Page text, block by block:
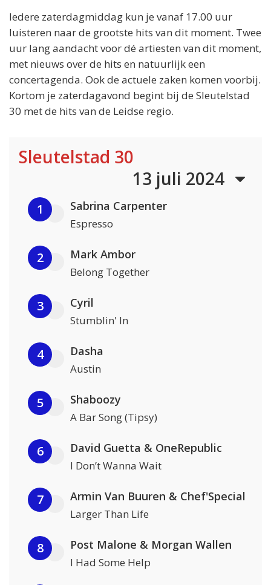
Iedere zaterdagmiddag kun je vanaf 17.00 uur
luisteren naar de grootste hits van dit moment. Twee
uur lang aandacht voor dé artiesten van dit moment,
met nieuws over de hits en natuurlijk een
concertagenda. Ook de actuele zaken komen voorbij.
Kortom je zaterdagavond begint bij de Sleutelstad
30 met de hits van de Leidse regio.
Sleutelstad 30
13 juli 2024
1 Sabrina Carpenter
Espresso
2 Mark Ambor
Belong Together
3 Cyril
Stumblin' In
4 Dasha
Austin
5 Shaboozy
A Bar Song (Tipsy)
6 David Guetta & OneRepublic
I Don’t Wanna Wait
7 Armin Van Buuren & Chef'Special
Larger Than Life
8 Post Malone & Morgan Wallen
I Had Some Help